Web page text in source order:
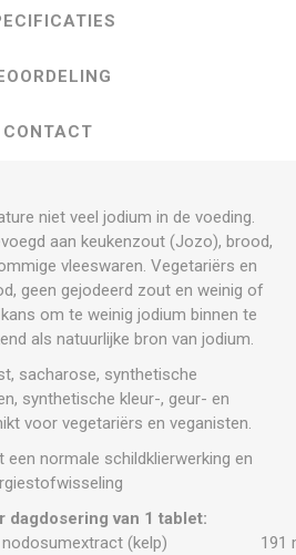
CONTACT
niet veel jodium in de voeding.
aan keukenzout (Jozo), brood,
vleeswaren. Vegetariërs en
geen gejodeerd zout en weinig of
om te weinig jodium binnen te
als natuurlijke bron van jodium.
sacharose, synthetische
synthetische kleur-, geur- en
voor vegetariërs en veganisten.
normale schildklierwerking en
dagdosering van 1 tablet:
(kelp)
191